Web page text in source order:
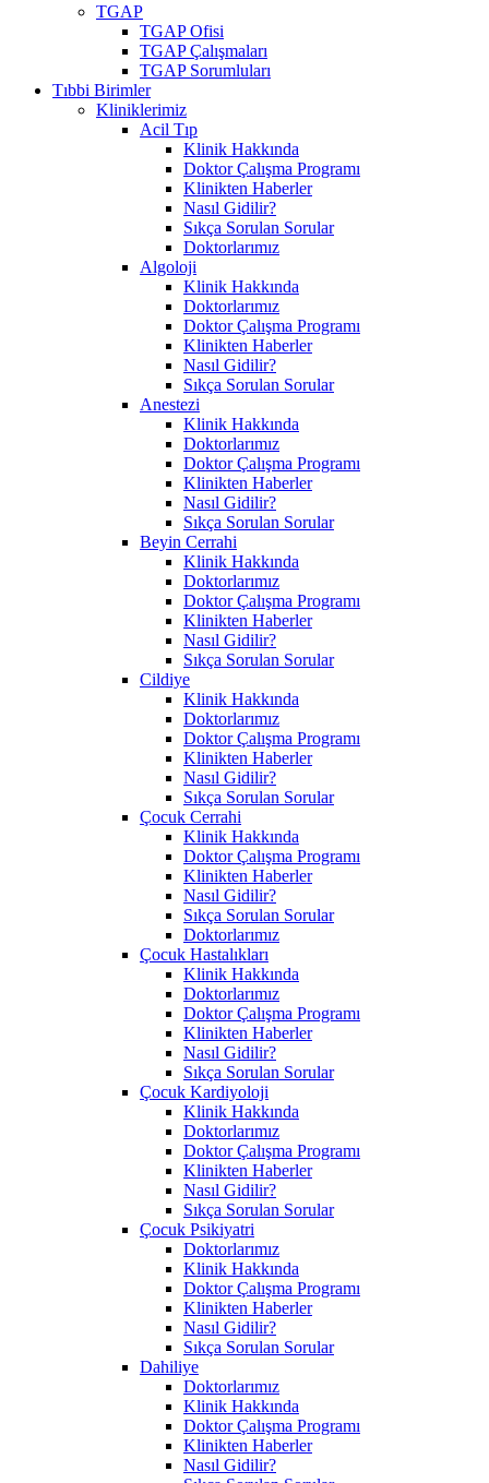
TGAP
TGAP Ofisi
TGAP Çalışmaları
TGAP Sorumluları
Tıbbi Birimler
Kliniklerimiz
Acil Tıp
Klinik Hakkında
Doktor Çalışma Programı
Klinikten Haberler
Nasıl Gidilir?
Sıkça Sorulan Sorular
Doktorlarımız
Algoloji
Klinik Hakkında
Doktorlarımız
Doktor Çalışma Programı
Klinikten Haberler
Nasıl Gidilir?
Sıkça Sorulan Sorular
Anestezi
Klinik Hakkında
Doktorlarımız
Doktor Çalışma Programı
Klinikten Haberler
Nasıl Gidilir?
Sıkça Sorulan Sorular
Beyin Cerrahi
Klinik Hakkında
Doktorlarımız
Doktor Çalışma Programı
Klinikten Haberler
Nasıl Gidilir?
Sıkça Sorulan Sorular
Cildiye
Klinik Hakkında
Doktorlarımız
Doktor Çalışma Programı
Klinikten Haberler
Nasıl Gidilir?
Sıkça Sorulan Sorular
Çocuk Cerrahi
Klinik Hakkında
Doktor Çalışma Programı
Klinikten Haberler
Nasıl Gidilir?
Sıkça Sorulan Sorular
Doktorlarımız
Çocuk Hastalıkları
Klinik Hakkında
Doktorlarımız
Doktor Çalışma Programı
Klinikten Haberler
Nasıl Gidilir?
Sıkça Sorulan Sorular
Çocuk Kardiyoloji
Klinik Hakkında
Doktorlarımız
Doktor Çalışma Programı
Klinikten Haberler
Nasıl Gidilir?
Sıkça Sorulan Sorular
Çocuk Psikiyatri
Doktorlarımız
Klinik Hakkında
Doktor Çalışma Programı
Klinikten Haberler
Nasıl Gidilir?
Sıkça Sorulan Sorular
Dahiliye
Doktorlarımız
Klinik Hakkında
Doktor Çalışma Programı
Klinikten Haberler
Nasıl Gidilir?